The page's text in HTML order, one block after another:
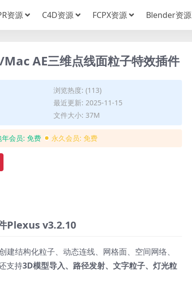
资源 C4D资源 FCPX资源 Blender资源
AE三维点线面粒子特效插件
浏览热度: (113)
最近更新: 2025-11-15
文件大小: 37M
年会员: 免费 永久会员: 免费
Plexus v3.2.10
建结构化粒子、动态连线、网格面、空间网络、
支持3D模型导入、路径发射、文字粒子、灯光粒